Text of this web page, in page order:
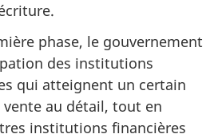
phase, le gouvernement
des institutions
qui atteignent un certain
au détail, tout en
institutions financières